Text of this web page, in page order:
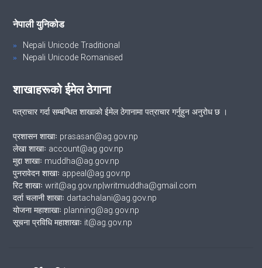
नेपाली युनिकोड
Nepali Unicode Traditional
Nepali Unicode Romanised
शाखाहरूको ईमेल ठेगाना
पत्राचार गर्दा सम्बन्धित शाखाको ईमेल ठेगानामा पत्राचार गर्नुहुन अनुरोध छ ।
प्रशासन शाखाः prasasan@ag.gov.np
लेखा शाखाः account@ag.gov.np
मुद्दा शाखाः muddha@ag.gov.np
पुनरावेदन शाखाः appeal@ag.gov.np
रिट शाखाः writ@ag.gov.np|writmuddha@gmail.com
दर्ता चलानी शाखाः dartachalani@ag.gov.np
योजना महाशाखाः planning@ag.gov.np
सूचना प्रविधि महाशाखाः it@ag.gov.np